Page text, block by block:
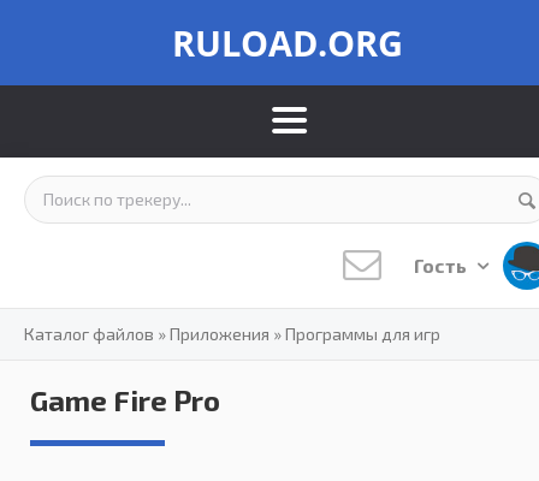
RULOAD.ORG
Гость
Каталог файлов »Приложения »Программы для игр
Game Fire Pro